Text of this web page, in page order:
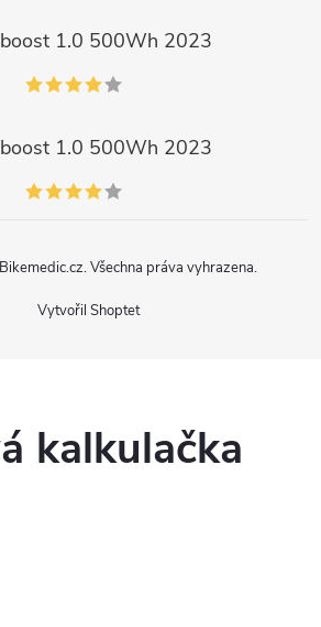
1.0 500Wh 2023
1.0 500Wh 2023
Vytvořil Shoptet
Bikemedic.cz. Všechna práva vyhrazena.
kalkulačka